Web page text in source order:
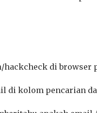
hackcheck di browser
di kolom pencarian